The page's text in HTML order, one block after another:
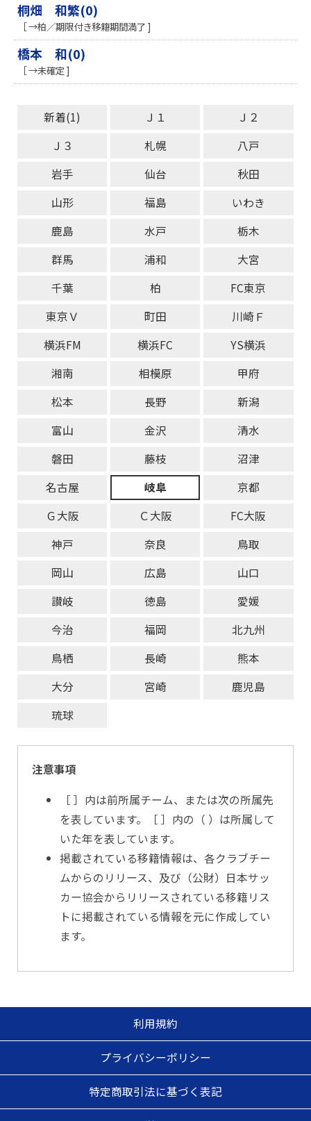
桐畑 和繁(0)
［ →柏／期限付き移籍期間満了 ]
橋本 和(0)
［ →未確定 ]
新着(1) Ｊ１
Ｊ２
Ｊ３
札幌
八戸
岩手
仙台
秋田
山形
福島
いわき
鹿島
水戸
栃木
群馬
浦和
大宮
千葉
柏
FC東京
東京Ｖ
町田
川崎Ｆ
横浜FM
横浜FC
YS横浜
湘南
相模原
甲府
松本
長野
新潟
富山
金沢
清水
磐田
藤枝
沼津
名古屋
岐阜
京都
Ｇ大阪
Ｃ大阪
FC大阪
神戸
奈良
鳥取
岡山
広島
山口
讃岐
徳島
愛媛
今治
福岡
北九州
鳥栖
長崎
熊本
大分
宮崎
鹿児島
琉球
注意事項
［ ］内は前所属チーム、または次の所属先
を表しています。［ ］内の（ ）は所属して
いた年を表しています。
掲載されている移籍情報は、各クラブチー
ムからのリリース、及び（公財）日本サッ
カー協会からリリースされている移籍リス
トに掲載されている情報を元に作成してい
ます。
利用規約
プライバシーポリシー
特定商取引法に基づく表記